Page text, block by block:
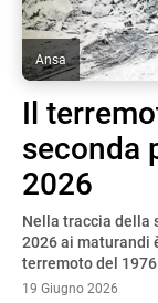
Ansa
Il
seconda
2026
Nella traccia della
2026 ai maturandi
terremoto del
19 Giugno 2026